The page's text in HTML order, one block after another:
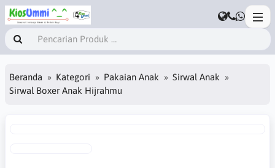
Beranda Kategori Pakaian Anak
Sirwal Anak
Sirwal Boxer Anak Hijrahmu